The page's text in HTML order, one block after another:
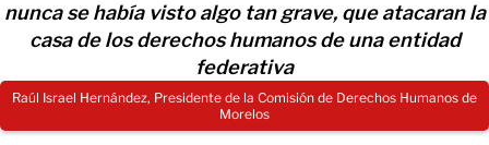
nunca se había visto algo tan grave, que atacaran la
casa de los derechos humanos de una entidad
federativa
Raúl Israel Hernández, Presidente de la Comisión de Derechos Humanos de
Morelos